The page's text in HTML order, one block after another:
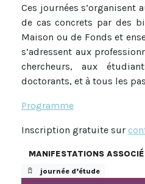
Ces journées s’organisent
de cas concrets par des
Maison ou de Fonds et
s’adressent aux
chercheurs, aux
doctorants, et à tous les
Programme
Inscription gratuite sur
MANIFESTATIONS
journée d’étude